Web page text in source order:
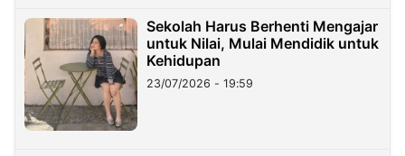
Sekolah Harus Berhenti Mengajar
untuk Nilai, Mulai Mendidik untuk
Kehidupan
23/07/2026 - 19:59